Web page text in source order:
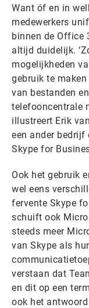
Want óf en in
medewerkers
binnen de Office
altijd duidelijk.
mogelijkheden
gebruik te
van bestanden
telefooncentrale
illustreert Erik
een ander bedrijf
Skype for
Ook het gebruik
wel eens
fervente Skype
schuift ook
steeds meer
van Skype als
verstaan dat
en dit op een
ook het